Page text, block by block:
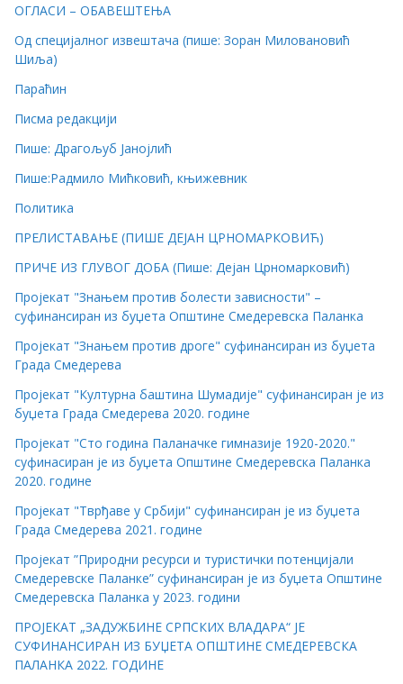
ОГЛАСИ – ОБАВЕШТЕЊА
Од специјалног извештача (пише: Зоран Миловановић
Шиља)
Параћин
Писма редакцији
Пише: Драгољуб Јанојлић
Пише:Радмило Мићковић, књижевник
Политика
ПРЕЛИСТАВАЊЕ (ПИШЕ ДЕЈАН ЦРНОМАРКОВИЋ)
ПРИЧЕ ИЗ ГЛУВОГ ДОБА (Пише: Дејан Црномарковић)
Пројекат "Знањем против болести зависности" –
суфинансиран из буџета Општине Смедеревска Паланка
Пројекат "Знањем против дроге" суфинансиран из буџета
Града Смедерева
Пројекат "Културна баштина Шумадије" суфинансиран је из
буџета Града Смедерева 2020. године
Пројекат "Сто година Паланачке гимназије 1920-2020."
суфинасиран је из буџета Општине Смедеревска Паланка
2020. године
Пројекат "Тврђаве у Србији" суфинансиран је из буџета
Града Смедерева 2021. године
Пројекат ”Природни ресурси и туристички потенцијали
Смедеревске Паланке” суфинансиран је из буџета Општине
Смедеревска Паланка у 2023. години
ПРОЈЕКАТ „ЗАДУЖБИНЕ СРПСКИХ ВЛАДАРА“ ЈЕ
СУФИНАНСИРАН ИЗ БУЏЕТА ОПШТИНЕ СМЕДЕРЕВСКА
ПАЛАНКА 2022. ГОДИНЕ